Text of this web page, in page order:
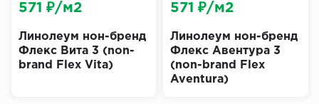
Линолеум нон-бренд
Флекс Вита 3 (non-
brand Flex Vita)
571 ₽/м2
Линолеум нон-бренд
Флекс Авентура 3
(non-brand Flex
Aventura)
571 ₽/м2